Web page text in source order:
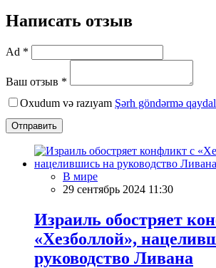
Написать отзыв
Ad *
Ваш отзыв *
Oxudum və razıyam Şərh göndərmə
Отправить
В мире
29 сентябрь 2024 11:30
Израиль обостряет
«Хезболлой»,
руководство Ливана